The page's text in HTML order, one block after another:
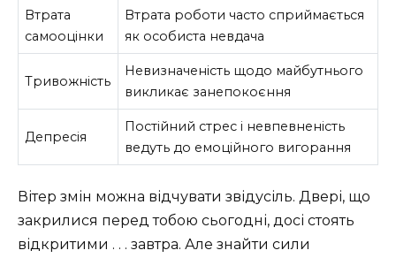
Втрата
самооцінки
Втрата роботи часто сприймається
як особиста невдача
Тривожність
Невизначеність щодо майбутнього
викликає занепокоєння
Депресія
Постійний стрес і невпевненість
ведуть до емоційного вигорання
Вітер змін можна відчувати звідусіль. Двері, що
закрилися перед тобою сьогодні, досі стоять
відкритими . . . завтра. Але знайти сили